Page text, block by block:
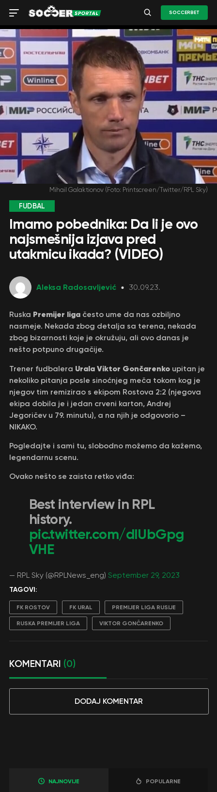
SOCCERBET
Mihail Galaktionov (Foto: Printscreen/Twitter/RPL Sky)
FUDBAL
Imamo pobednika: Da li je ovo
najsmešnija izjava pred
utakmicu ikada? (VIDEO)
Aleksa Radosavljević 30.09.23.
Ruska Premijer ligačesto ume da nas ozbiljno
nasmeje. Nekada zbog detalja sa terena, nekada
zbog bizarnosti koje je okružuju, ali ovo danas je
nešto potpuno drugačije.
Trener fudbalera Urala Viktor Gončarenko upitan je
nekoliko pitanja posle sinoćnjeg meča tokom kog je
njegov tim remizirao s ekipom Rostova 2:2 (njegova
ekipa dobila je i jedan crveni karton, Andrej
Jegoričev u 79. minutu), a na njih je odgovorio –
NIKAKO.
Pogledajte i sami tu, slobodno možemo da kažemo,
legendarnu scenu.
Ovako nešto se zaista retko viđa:
Best interview in RPL
history.
pic.twitter.com/dIUbGpg
VHE
— RPL Sky (@RPLNews_eng) September 29, 2023
TAGOVI:
FK ROSTOV FK URAL PREMIJER LIGA RUSIJE
RUSKA PREMIJER LIGA VIKTOR GONČARENKO
KOMENTARI (0)
DODAJ KOMENTAR
NAJNOVIJE POPULARNE